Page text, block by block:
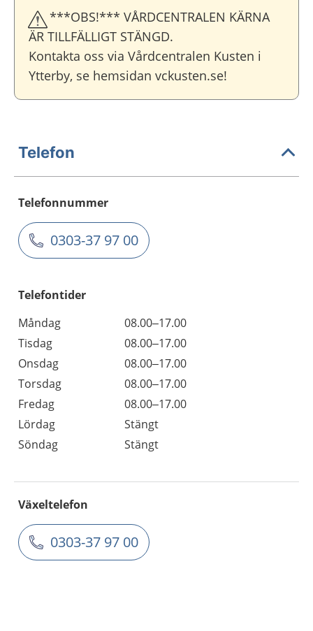
***OBS!*** VÅRDCENTRALEN KÄRNA
ÄR TILLFÄLLIGT STÄNGD.
Kontakta oss via Vårdcentralen Kusten i
Ytterby, se hemsidan vckusten.se!
Telefon
Telefonnummer
0303-37 97 00
Telefontider
Måndag
08.00–17.00
Tisdag
08.00–17.00
Onsdag
08.00–17.00
Torsdag
08.00–17.00
Fredag
08.00–17.00
Lördag
Stängt
Söndag
Stängt
Växeltelefon
0303-37 97 00